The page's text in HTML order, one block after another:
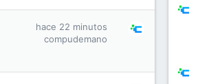
hace 22 minutos
compudemano